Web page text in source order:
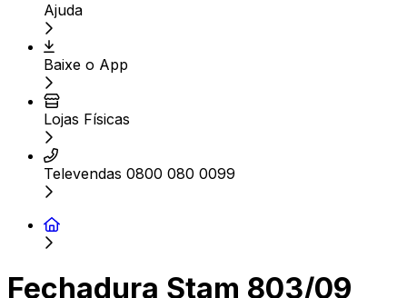
Ajuda
Baixe o App
Lojas Físicas
Televendas 0800 080 0099
Fechadura Stam 803/09